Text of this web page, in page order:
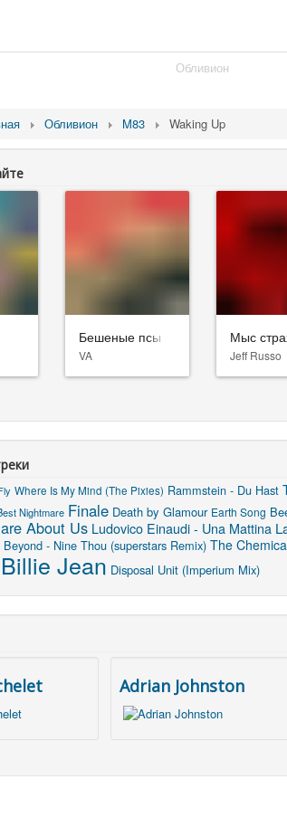
Обливион
Обливион M83 Waking Up
Бешеные псы
VA
Мыс
Jeff Russo
Where Is My Mind (The Pixies) Rammstein - Du Hast
Nightmare Finale Death by Glamour Earth Song
About Us Ludovico Einaudi - Una Mattina
- Nine Thou (superstars Remix) The
Billie Jean Disposal Unit (Imperium Mix)
Adrian Johnston